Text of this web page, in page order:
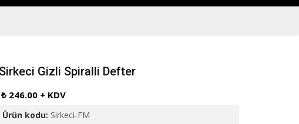
Sirkeci Gizli Spiralli Defter
₺ 246.00 + KDV
Ürün kodu: Sirkeci-FM